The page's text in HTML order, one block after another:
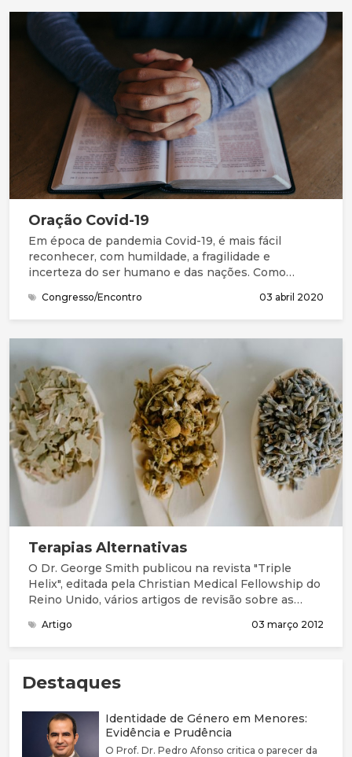
fidelidade e continuem a olhar para Jesus Cristo, o
autor e aperfeiçoador da sua fé (Hebreus 12:2);
Oração Covid-19
Em época de pandemia Covid-19, é mais fácil
reconhecer, com humildade, a fragilidade e
incerteza do ser humano e das nações. Como
Salomão e seu povo, precisamos da graça (favor
imerecido) e de perdão para entrar na presença do
Deus Santo. Na Bíblia, compreendemos que este
Deus grande não está longe. Está perto, à distância
de uma oração. Queremos continuar a chegar-nos a
Ele, a compreender melhor quem Ele é, a
apresentar as nossas necessidades e
preocupações, a ouvir a Sua mensagem e
responder, acertando os nossos passos com a Sua
vontade.
Congresso/Encontro 03 abril 2020
Terapias Alternativas
O Dr. George Smith publicou na revista "Triple
Helix", editada pela Christian Medical Fellowship do
Reino Unido, vários artigos de revisão sobre as
divulgadas.
Artigo 03 março 2012
Destaques
Identidade de Género em Menores:
Evidência e Prudência
O Prof. Dr. Pedro Afonso critica o parecer da